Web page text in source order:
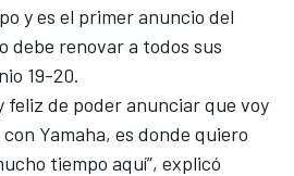
y es el primer anuncio del
debe renovar a todos sus
19-20.
feliz de poder anunciar que voy
Yamaha, es donde quiero
tiempo aquí”, explicó